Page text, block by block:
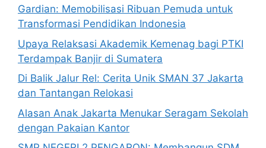
Gardian: Memobilisasi Ribuan Pemuda untuk
Transformasi Pendidikan Indonesia
Upaya Relaksasi Akademik Kemenag bagi PTKI
Terdampak Banjir di Sumatera
Di Balik Jalur Rel: Cerita Unik SMAN 37 Jakarta
dan Tantangan Relokasi
Alasan Anak Jakarta Menukar Seragam Sekolah
dengan Pakaian Kantor